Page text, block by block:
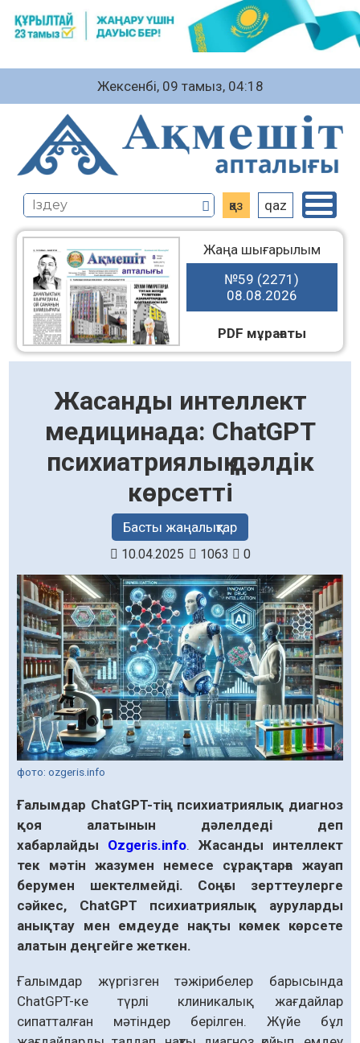
Жексенбі, 09 тамыз, 04:18
қаз qaz
Жаңа шығарылым
№59 (2271)
08.08.2026
PDF мұрағаты
Жасанды интеллект
медицинада: ChatGPT
психиатриялық дәлдік
көрсетті
Басты жаңалықтар
10.04.2025 1063 0
фото: ozgeris.info
Ғалымдар ChatGPT-тің психиатриялық диагноз
қоя алатынын дәлелдеді деп
хабарлайды Ozgeris.info. Жасанды интеллект
тек мәтін жазумен немесе сұрақтарға жауап
берумен шектелмейді. Соңғы зерттеулерге
сәйкес, ChatGPT психиатриялық ауруларды
анықтау мен емдеуде нақты көмек көрсете
алатын деңгейге жеткен.
Ғалымдар жүргізген тәжірибелер барысында
ChatGPT-ке түрлі клиникалық жағдайлар
сипатталған мәтіндер берілген. Жүйе бұл